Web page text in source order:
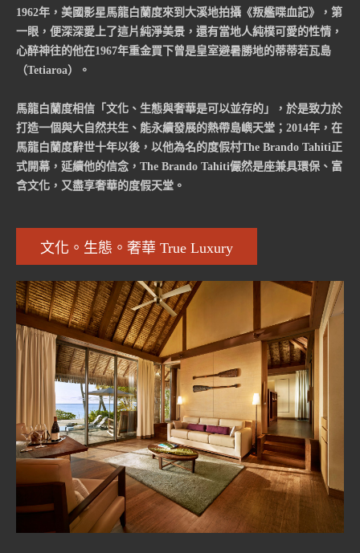
1962年，美國影星馬龍白蘭度來到大溪地拍攝《叛艦喋血記》，第
一眼，便深深愛上了這片純淨美景，還有當地人純樸可愛的性情，
心醉神往的他在1967年重金買下曾是皇室避暑勝地的蒂蒂若瓦島
（Tetiaroa）。
馬龍白蘭度相信「文化、生態與奢華是可以並存的」，於是致力於
打造一個與大自然共生、能永續發展的熱帶島嶼天堂；2014年，在
馬龍白蘭度辭世十年以後，以他為名的度假村The Brando Tahiti正
式開幕，延續他的信念，The Brando Tahiti儼然是座兼具環保、富
含文化，又盡享奢華的度假天堂。
文化。生態。奢華 True Luxury